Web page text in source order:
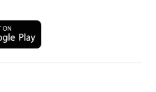
度
，恕不接受退換。